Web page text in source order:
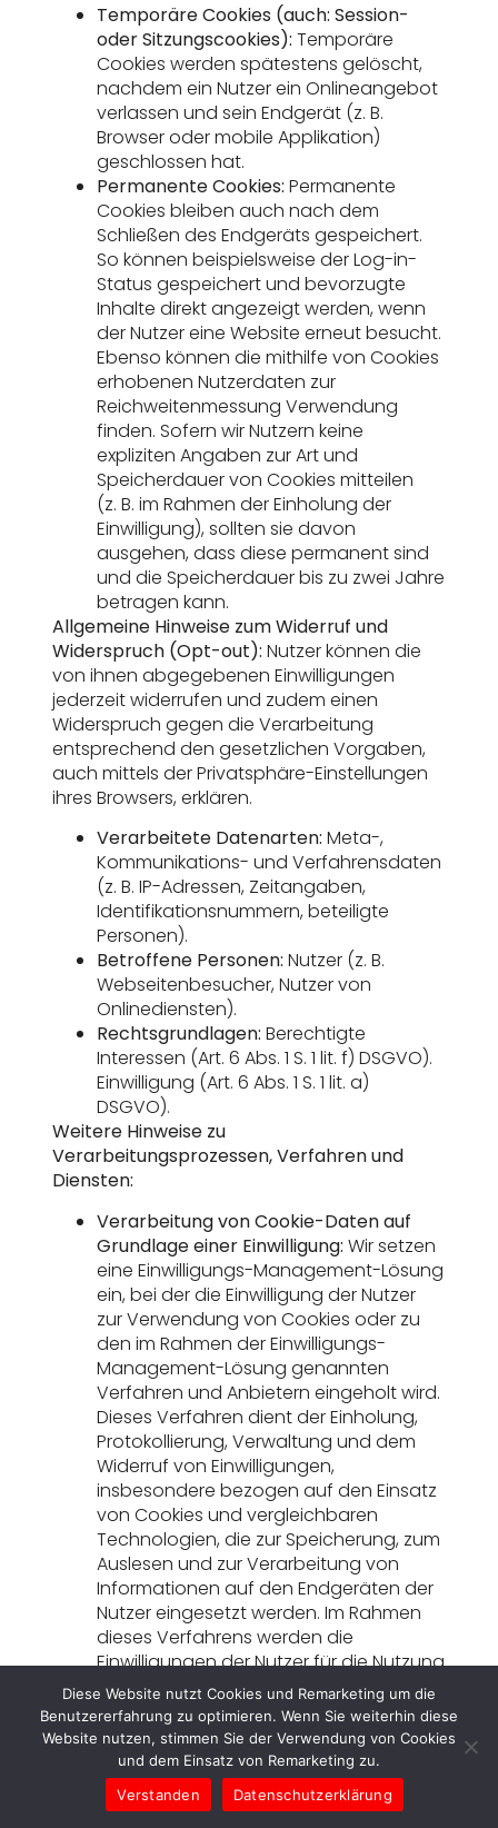
Temporäre Cookies (auch: Session-
oder Sitzungscookies): Temporäre
Cookies werden spätestens gelöscht,
nachdem ein Nutzer ein Onlineangebot
verlassen und sein Endgerät (z. B.
Browser oder mobile Applikation)
geschlossen hat.
Permanente Cookies: Permanente
Cookies bleiben auch nach dem
Schließen des Endgeräts gespeichert.
So können beispielsweise der Log-in-
Status gespeichert und bevorzugte
Inhalte direkt angezeigt werden, wenn
der Nutzer eine Website erneut besucht.
Ebenso können die mithilfe von Cookies
erhobenen Nutzerdaten zur
Reichweitenmessung Verwendung
finden. Sofern wir Nutzern keine
expliziten Angaben zur Art und
Speicherdauer von Cookies mitteilen
(z. B. im Rahmen der Einholung der
Einwilligung), sollten sie davon
ausgehen, dass diese permanent sind
und die Speicherdauer bis zu zwei Jahre
betragen kann.
Allgemeine Hinweise zum Widerruf und
Widerspruch (Opt-out):Nutzer können die
von ihnen abgegebenen Einwilligungen
jederzeit widerrufen und zudem einen
Widerspruch gegen die Verarbeitung
entsprechend den gesetzlichen Vorgaben,
auch mittels der Privatsphäre-Einstellungen
ihres Browsers, erklären.
Verarbeitete Datenarten: Meta-,
Kommunikations- und Verfahrensdaten
(z. B. IP-Adressen, Zeitangaben,
Identifikationsnummern, beteiligte
Personen).
Betroffene Personen: Nutzer (z. B.
Webseitenbesucher, Nutzer von
Onlinediensten).
Rechtsgrundlagen: Berechtigte
Interessen (Art. 6 Abs. 1 S. 1 lit. f) DSGVO).
Einwilligung (Art. 6 Abs. 1 S. 1 lit. a)
DSGVO).
Weitere Hinweise zu
Verarbeitungsprozessen, Verfahren und
Diensten:
Verarbeitung von Cookie-Daten auf
Grundlage einer Einwilligung:Wir setzen
eine Einwilligungs-Management-Lösung
ein, bei der die Einwilligung der Nutzer
zur Verwendung von Cookies oder zu
den im Rahmen der Einwilligungs-
Management-Lösung genannten
Verfahren und Anbietern eingeholt wird.
Dieses Verfahren dient der Einholung,
Protokollierung, Verwaltung und dem
Widerruf von Einwilligungen,
insbesondere bezogen auf den Einsatz
von Cookies und vergleichbaren
Technologien, die zur Speicherung, zum
Auslesen und zur Verarbeitung von
Informationen auf den Endgeräten der
Nutzer eingesetzt werden. Im Rahmen
dieses Verfahrens werden die
Einwilligungen der Nutzer für die Nutzung
von Cookies und die damit
verbundenen Verarbeitungen von
Informationen, einschließlich der im
Einwilligungs-Management-Verfahren
genannten spezifischen
Verarbeitungen und Anbieter, eingeholt.
Diese Website nutzt Cookies und Remarketing um die
Benutzererfahrung zu optimieren. Wenn Sie weiterhin diese
Website nutzen, stimmen Sie der Verwendung von Cookies
und dem Einsatz von Remarketing zu.
Verstanden
Datenschutzerklärung